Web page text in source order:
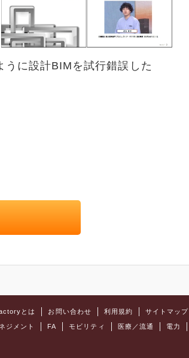
に設計BIMを試行錯誤した
とは お問い合わせ 利用規約 サイトマップ
ジメント FA モビリティ 医療／流通 電力